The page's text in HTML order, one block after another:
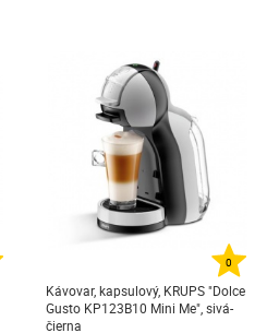
0
Kávovar, kapsulový, KRUPS "Dolce
Gusto KP123B10 Mini Me", sivá-
čierna